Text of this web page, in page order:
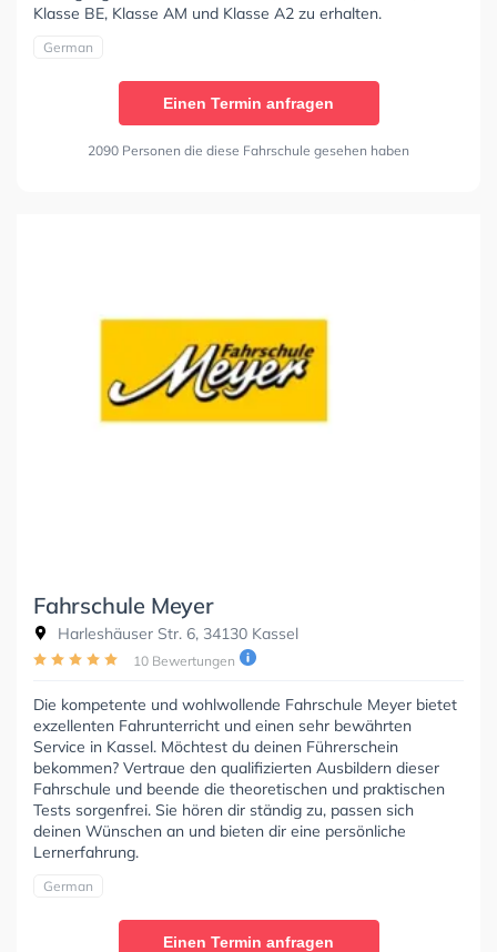
Klasse BE, Klasse AM und Klasse A2 zu erhalten.
German
Einen Termin anfragen
2090 Personen die diese Fahrschule gesehen haben
Fahrschule Meyer
Harleshäuser Str. 6, 34130 Kassel
10 Bewertungen
Die kompetente und wohlwollende Fahrschule Meyer bietet
exzellenten Fahrunterricht und einen sehr bewährten
Service in Kassel. Möchtest du deinen Führerschein
bekommen? Vertraue den qualifizierten Ausbildern dieser
Fahrschule und beende die theoretischen und praktischen
Tests sorgenfrei. Sie hören dir ständig zu, passen sich
deinen Wünschen an und bieten dir eine persönliche
Lernerfahrung.
German
Einen Termin anfragen